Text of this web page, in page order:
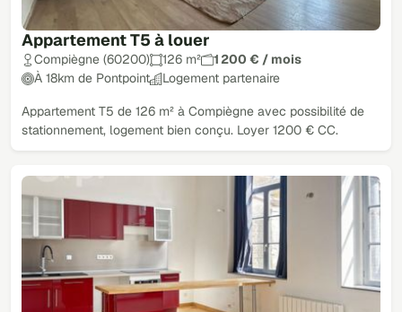
Appartement T5 à louer
Compiègne (60200) 126 m²
1 200 € / mois
À 18km de Pontpoint
Logement partenaire
Appartement T5 de 126 m² à Compiègne avec possibilité de
stationnement, logement bien conçu. Loyer 1200 € CC.